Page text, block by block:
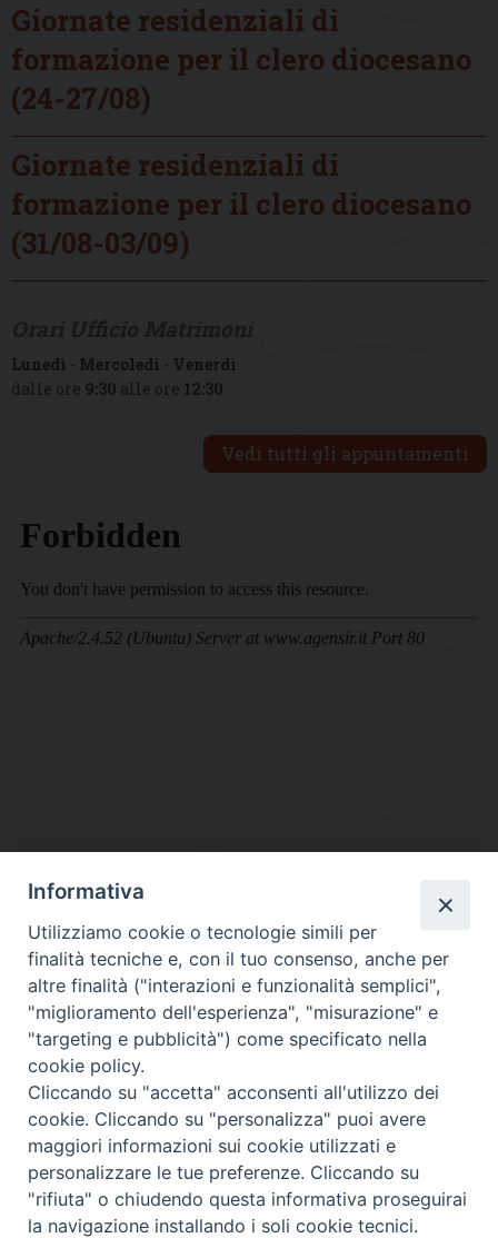
Giornate residenziali di
formazione per il clero diocesano
(24-27/08)
Giornate residenziali di
formazione per il clero diocesano
(31/08-03/09)
Lunedì - Mercoledì - Venerdì
dalle ore 9:30 alle ore 12:30
Vedi tutti gli appuntamenti
DIOCESI SUBURBICARIA DI ALBANO
Contatti:Tel.: 06.93268401 - Fax.: 06.9323844
E-mail:curia@diocesidialbano.it
Orari: dal Lunedì al Venerdì Ore: 9:00 - 13:00
Lunedì, Mercoledì e Venerdì, Ore 9:30 - 12:30
Diocesi Suburbicaria di Albano
Copyright © 2021
Informativa
Utilizziamo cookie o tecnologie simili per
finalità tecniche e, con il tuo consenso, anche per
altre finalità ("interazioni e funzionalità semplici",
"miglioramento dell'esperienza", "misurazione" e
"targeting e pubblicità") come specificato nella
cookie policy.
Cliccando su "accetta" acconsenti all'utilizzo dei
cookie. Cliccando su "personalizza" puoi avere
maggiori informazioni sui cookie utilizzati e
personalizzare le tue preferenze. Cliccando su
"rifiuta" o chiudendo questa informativa proseguirai
la navigazione installando i soli cookie tecnici.